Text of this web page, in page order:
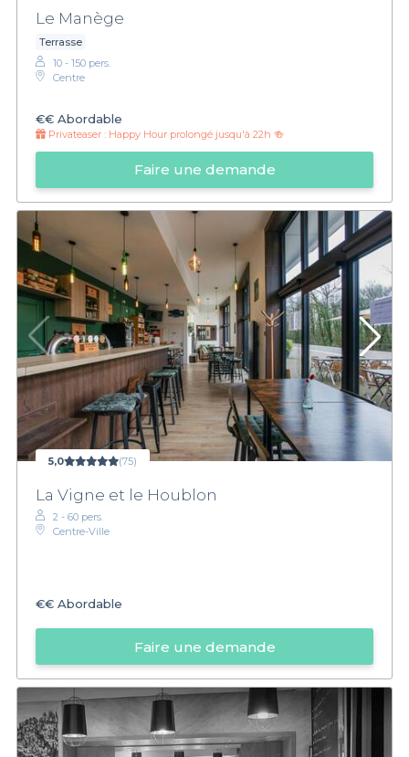
Le Manège
Terrasse
10 - 150 pers.
Centre
€€ Abordable
Privateaser : Happy Hour prolongé jusqu'à 22h 🍻
Faire une demande
5,0 (75)
La Vigne et le Houblon
2 - 60 pers.
Centre-Ville
€€ Abordable
Faire une demande